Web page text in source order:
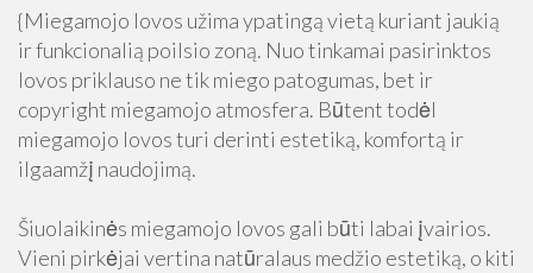
{Miegamojo lovos užima ypatingą vietą kuriant jaukią
ir funkcionalią poilsio zoną. Nuo tinkamai pasirinktos
lovos priklauso ne tik miego patogumas, bet ir
copyright miegamojo atmosfera. Būtent todėl
miegamojo lovos turi derinti estetiką, komfortą ir
ilgaamžį naudojimą.
Šiuolaikinės miegamojo lovos gali būti labai įvairios.
Vieni pirkėjai vertina natūralaus medžio estetiką, o kiti